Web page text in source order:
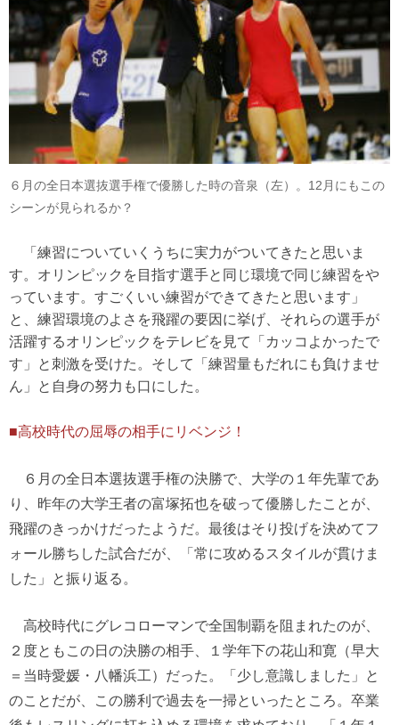
６月の全日本選抜選手権で優勝した時の音泉（左）。12月にもこの
シーンが見られるか？
「練習についていくうちに実力がついてきたと思いま
す。オリンピックを目指す選手と同じ環境で同じ練習をや
っています。すごくいい練習ができてきたと思います」
と、練習環境のよさを飛躍の要因に挙げ、それらの選手が
活躍するオリンピックをテレビを見て「カッコよかったで
す」と刺激を受けた。そして「練習量もだれにも負けませ
ん」と自身の努力も口にした。
■高校時代の屈辱の相手にリベンジ！
６月の全日本選抜選手権の決勝で、大学の１年先輩であ
り、昨年の大学王者の富塚拓也を破って優勝したことが、
飛躍のきっかけだったようだ。最後はそり投げを決めてフ
ォール勝ちした試合だが、「常に攻めるスタイルが貫けま
した」と振り返る。
高校時代にグレコローマンで全国制覇を阻まれたのが、
２度ともこの日の決勝の相手、１学年下の花山和寛（早大
＝当時愛媛・八幡浜工）だった。「少し意識しました」と
のことだが、この勝利で過去を一掃といったところ。卒業